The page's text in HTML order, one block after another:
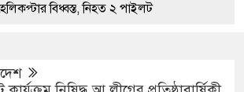
বিধ্বস্ত, নিহত ২ পাইলট
পারগুম’